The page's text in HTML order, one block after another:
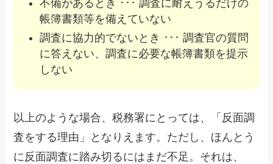
不備があるとき ･･･ 調査に耐えうるだけの
帳簿書類等を備えていない
調査に協力的でないとき ･･･ 調査官の質問
に答えない、調査に必要な帳簿書類を提示
しない
以上のような場合、税務署にとっては、「反面調
査をする理由」となりえます。ただし、ほんとう
に反面調査に踏み切るにはまだ不足。それは、